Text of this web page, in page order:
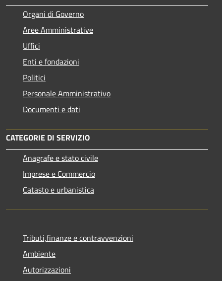
Organi di Governo
Aree Amministrative
Uffici
Enti e fondazioni
Politici
Personale Amministrativo
Documenti e dati
CATEGORIE DI SERVIZIO
Anagrafe e stato civile
Imprese e Commercio
Catasto e urbanistica
Tributi,finanze e contravvenzioni
Ambiente
Autorizzazioni